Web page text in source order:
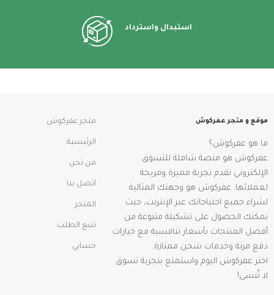
استبدال واسترداد
موقع و متجر عفركوش
ما هو عفركوش؟
عفركوش هو منصة شاملة للتسوق
الإلكتروني تقدم تجربة مميزة ومريحة
لعملائها. عفركوش هو وجهتك المثالية
لشراء جميع احتياجاتك عبر الإنترنت، حيث
يمكنك الحصول على تشكيلة متنوعة من
أفضل المنتجات بأسعار تنافسية مع خيارات
دفع مرنة وخدمات شحن ممتازة.
اختر عفركوش اليوم واستمتع بتجربة تسوق
لا تُنسى!
متجر عفركوش
الرئيسية
من نحن
اتصل بنا
المتجر
تتبع الطلب
حسابي